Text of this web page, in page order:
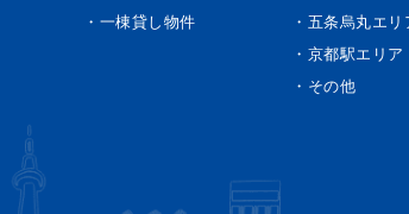
・一棟貸し物件
・五条烏丸エリ
・京都駅エリア
・その他